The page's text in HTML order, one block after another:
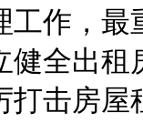
工作，
健全出
打击房